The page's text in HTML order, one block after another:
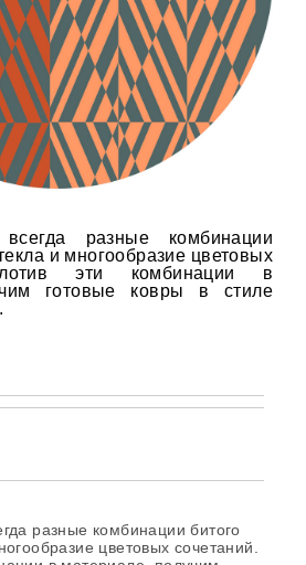
всегда разные комбинации
и многообразие цветовых
эти комбинации в
готовые ковры в стиле
разные комбинации битого
цветовых сочетаний.